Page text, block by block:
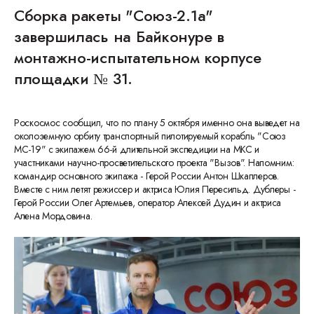
Сборка ракеты "Союз-2.1а"
завершилась на Байконуре в
монтажно-испытательном корпусе
площадки № 31.
Роскосмос сообщил, что по плану 5 октября именно она выведет на
околоземную орбиту транспортный пилотируемый корабль "Союз
МС-19" с экипажем 66-й длительной экспедиции на МКС и
участниками научно-просветительского проекта "Вызов". Напомним:
командир основного экипажа - Герой России Антон Шкаплеров.
Вместе с ним летят режиссер и актриса Юлия Пересильд. Дублеры -
Герой России Олег Артемьев, оператор Алексей Дудин и актриса
Алена Мордовина.